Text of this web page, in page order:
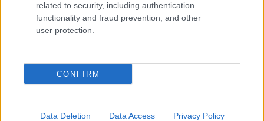
related to security, including authentication
functionality and fraud prevention, and other
user protection.
CONFIRM
Data Deletion Data Access Privacy Policy
Paks II.: Mit jelent az 5. blokk új
mérföldköve a felülvizsgálat
árnyékában?
Fontos a postaládákba költöző
széncinegék védelme